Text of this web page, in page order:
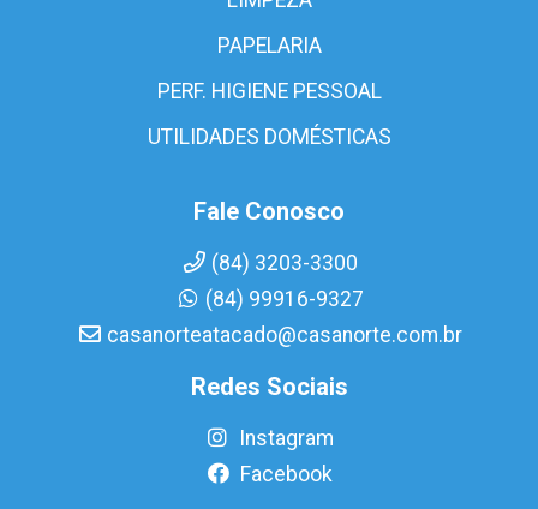
PAPELARIA
PERF. HIGIENE PESSOAL
UTILIDADES DOMÉSTICAS
Fale Conosco
(84) 3203-3300
(84) 99916-9327
casanorteatacado@casanorte.com.br
Redes Sociais
Instagram
Facebook